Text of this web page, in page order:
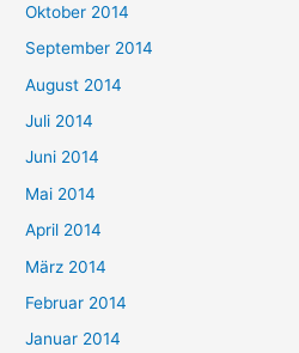
Oktober 2014
September 2014
August 2014
Juli 2014
Juni 2014
Mai 2014
April 2014
März 2014
Februar 2014
Januar 2014